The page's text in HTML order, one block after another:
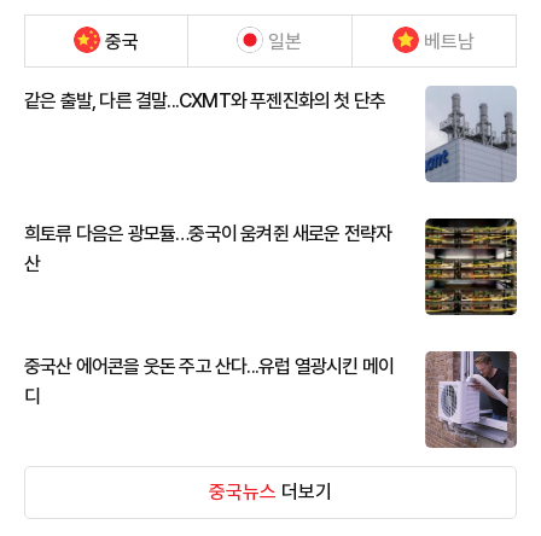
중국 일본 베트남
같은 출발, 다른 결말...CXMT와 푸젠진화의 첫 단추
희토류 다음은 광모듈…중국이 움켜쥔 새로운 전략자
산
중국산 에어콘을 웃돈 주고 산다...유럽 열광시킨 메이
디
중국뉴스 더보기